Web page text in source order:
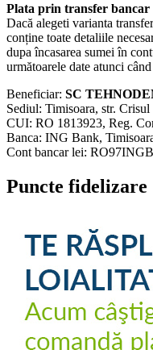
Plata prin transfer bancar
Dacă alegeti varianta
conține toate detaliile
dupa încasarea sumei în
următoarele date atunci
Beneficiar: SC
Sediul: Timisoara, str. Crisul
CUI: RO 1813923, Reg.
Banca: ING Bank,
Cont bancar lei:
Puncte fidelizare